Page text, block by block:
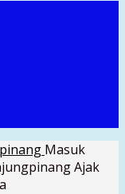
Masuk
Ajak